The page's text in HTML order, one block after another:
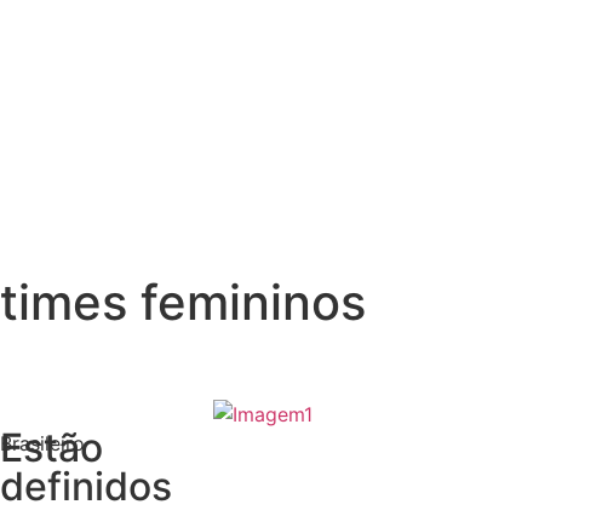
times femininos
Brasileiro
Estão
definidos